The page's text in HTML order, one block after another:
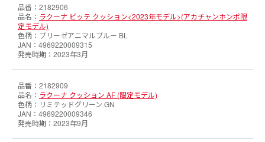
2182906
ラクーナ ビッテ クッション<2023年モデル>(アカチャンホンポ限
定モデル)
ブリーゼアニマルブルー BL
4969220009315
2023年3月
2182909
ラクーナ クッション AF (限定モデル)
リミテッドグリーン GN
4969220009346
2023年9月